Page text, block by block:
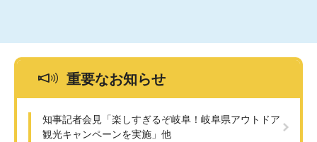
重要なお知らせ
知事記者会見「楽しすぎるぞ岐阜！岐阜県アウトドア
観光キャンペーンを実施」他